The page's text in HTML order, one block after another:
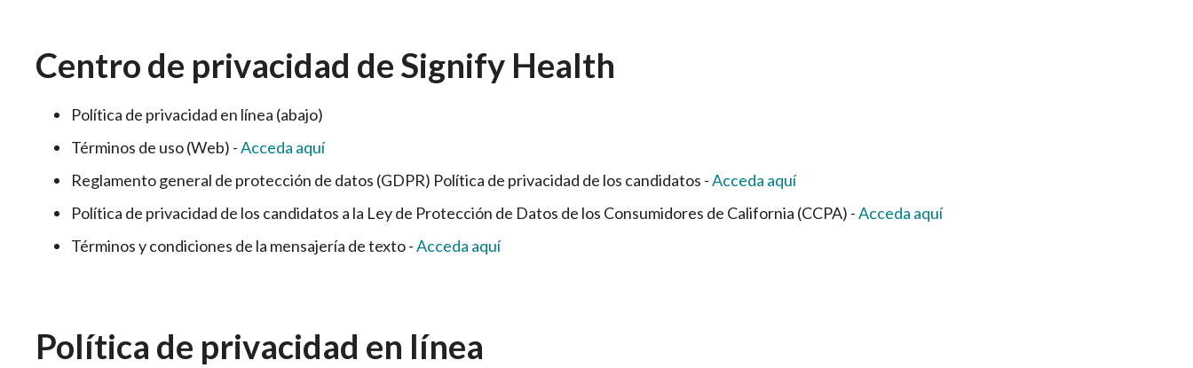
Centro de privacidad de Signify Health
Política de privacidad en línea (abajo)
Términos de uso (Web) -Acceda aquí
Reglamento general de protección de datos (GDPR) Política de privacidad de los candidatos -Acceda aquí
Política de privacidad de los candidatos a la Ley de Protección de Datos de los Consumidores de California (CCPA) -Acceda aquí
Términos y condiciones de la mensajería de texto -Acceda aquí
Política de privacidad en línea